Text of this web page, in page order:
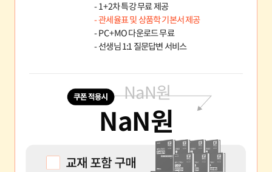
- 1+2차 특강 무료 제공
- 관세율표 및 상품학 기본서 제공
- PC+MO 다운로드 무료
- 선생님 1:1 질문답변 서비스
NaN원
NaN원